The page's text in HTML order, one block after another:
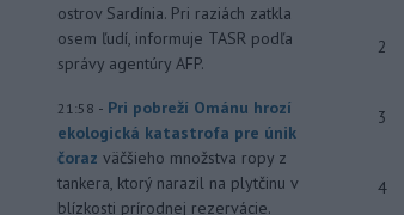
ostrov Sardínia. Pri raziách zatkla
osem ľudí, informuje TASR podľa
správy agentúry AFP.
21:58 - Pri pobreží Ománu hrozí
ekologická katastrofa pre únik
čoraz väčšieho množstva ropy z
tankera, ktorý narazil na plytčinu v
blízkosti prírodnej rezervácie.
2
3
4